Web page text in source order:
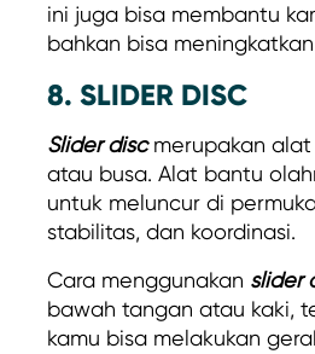
ini juga bisa membantu
bahkan bisa
8. SLIDER DISC
Slider discmerupakan alat
atau busa. Alat bantu
untuk meluncur di
stabilitas, dan koordinasi.
Cara menggunakan slider
bawah tangan atau kaki,
kamu bisa melakukan